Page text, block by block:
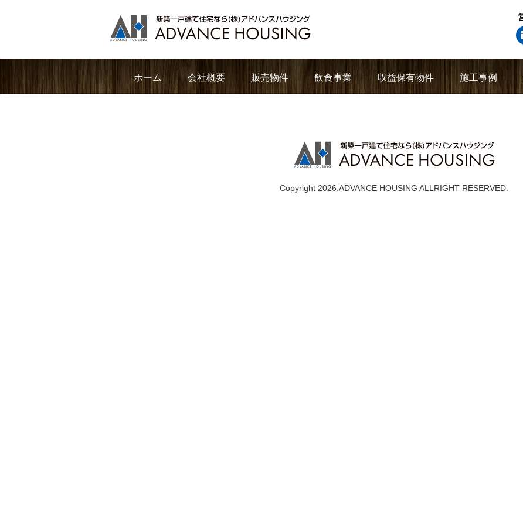
ホーム 会社概要 販売物件 飲食事業 収益保有物件 施工事例
Copyright 2026.ADVANCE HOUSING ALLRIGHT RESERVED.